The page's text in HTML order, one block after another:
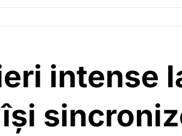
intense
își